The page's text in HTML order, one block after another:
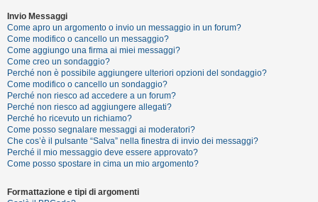
i
s
p
o
s
t
a
r
Invio Messaggi
Come apro un argomento o invio un messaggio in un forum?
Come modifico o cancello un messaggio?
Come aggiungo una firma ai miei messaggi?
Come creo un sondaggio?
Perché non è possibile aggiungere ulteriori opzioni del sondaggio?
Come modifico o cancello un sondaggio?
Perché non riesco ad accedere a un forum?
Perché non riesco ad aggiungere allegati?
Perché ho ricevuto un richiamo?
Come posso segnalare messaggi ai moderatori?
Che cos’è il pulsante “Salva” nella finestra di invio dei messaggi?
Perché il mio messaggio deve essere approvato?
Come posso spostare in cima un mio argomento?
Formattazione e tipi di argomenti